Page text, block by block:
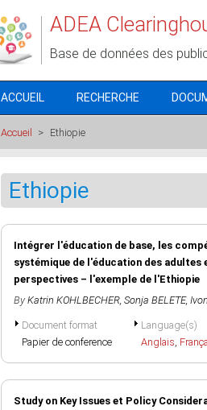
ADEA
Base de données des
ACCUEIL RECHERCHE
Accueil > Ethiopie
Ethiopie
Intégrer l'éducation de base, les
systémique de l'éducation des
perspectives – l'exemple de l'Ethiopie
By Katrin KOHLBECHER, Sonja BELETE,
Document format
Papier de conference
Language(s)
Anglais,
Study on Key Issues et Policy